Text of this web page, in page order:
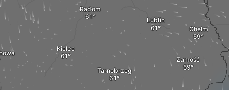
Radom
Kielce
Tarnobrzeg
Lublin
Chełm
Zamość